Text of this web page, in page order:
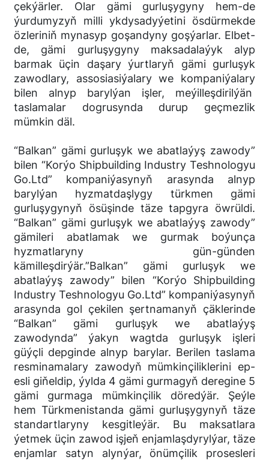
çekýärler. Olar gämi gurluşygyny hem-de
ýurdumyzyň milli ykdysadyýetini ösdürmekde
özleriniň mynasyp goşandyny goşýarlar. Elbet-
de, gämi gurluşygyny maksadalaýyk alyp
barmak üçin daşary ýurtlaryň gämi gurluşyk
zawodlary, assosiasiýalary we kompaniýalary
bilen alnyp barylýan işler, meýilleşdirilýän
taslamalar dogrusynda durup geçmezlik
mümkin däl.
“Balkan” gämi gurluşyk we abatlaýyş zawody”
bilen “Korýo Shipbuilding Industry Teshnologyu
Go.Ltd” kompaniýasynyň arasynda alnyp
barylýan hyzmatdaşlygy türkmen gämi
gurluşygynyň ösüşinde täze tapgyra öwrüldi.
“Balkan” gämi gurluşyk we abatlaýyş zawody”
gämileri abatlamak we gurmak boýunça
hyzmatlaryny gün-günden
kämilleşdirýär.”Balkan” gämi gurluşyk we
abatlaýyş zawody” bilen “Korýo Shipbuilding
Industry Teshnologyu Go.Ltd” kompaniýasynyň
arasynda gol çekilen şertnamanyň çäklerinde
“Balkan” gämi gurluşyk we abatlaýyş
zawodynda” ýakyn wagtda gurluşyk işleri
güýçli depginde alnyp barylar. Berilen taslama
resminamalary zawodyň mümkinçiliklerini ep-
esli giňeldip, ýylda 4 gämi gurmagyň deregine 5
gämi gurmaga mümkinçilik döredýär. Şeýle
hem Türkmenistanda gämi gurluşygynyň täze
standartlaryny kesgitleýär. Bu maksatlara
ýetmek üçin zawod işjeň enjamlaşdyrylýar, täze
enjamlar satyn alynýar, önümçilik prosesleri